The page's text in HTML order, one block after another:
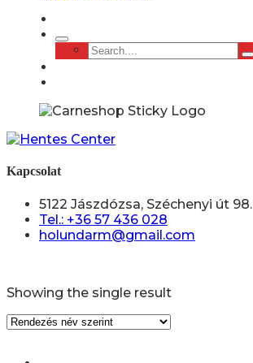
Kapcsolat
5122 Jászdózsa, Széchenyi út 98.
Tel.: +36 57 436 028
holundarm@gmail.com
Showing the single result